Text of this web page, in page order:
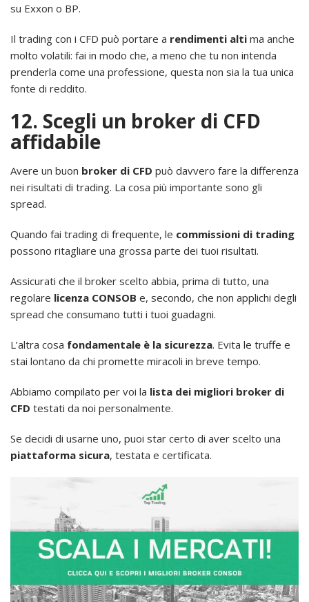
su Exxon o BP.
Il trading con i CFD può portare a rendimenti alti ma anche
molto volatili: fai in modo che, a meno che tu non intenda
prenderla come una professione, questa non sia la tua unica
fonte di reddito.
12. Scegli un broker di CFD
affidabile
Avere un buon broker di CFD può davvero fare la differenza
nei risultati di trading. La cosa più importante sono gli
spread.
Quando fai trading di frequente, le commissioni di trading
possono ritagliare una grossa parte dei tuoi risultati.
Assicurati che il broker scelto abbia, prima di tutto, una
regolare licenza CONSOB e, secondo, che non applichi degli
spread che consumano tutti i tuoi guadagni.
L’altra cosa fondamentale è la sicurezza. Evita le truffe e
stai lontano da chi promette miracoli in breve tempo.
Abbiamo compilato per voi la lista dei migliori broker di
CFD testati da noi personalmente.
Se decidi di usarne uno, puoi star certo di aver scelto una
piattaforma sicura, testata e certificata.